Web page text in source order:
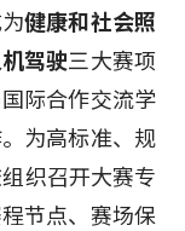
健康和社会照
驾驶三大赛项
际合作交流学
为高标准、规
织召开大赛专
节点、赛场保